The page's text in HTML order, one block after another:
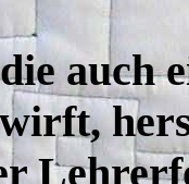
auch